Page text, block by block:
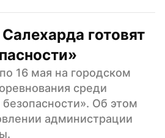
готовят
16 мая на городском
среди
Об этом
администрации